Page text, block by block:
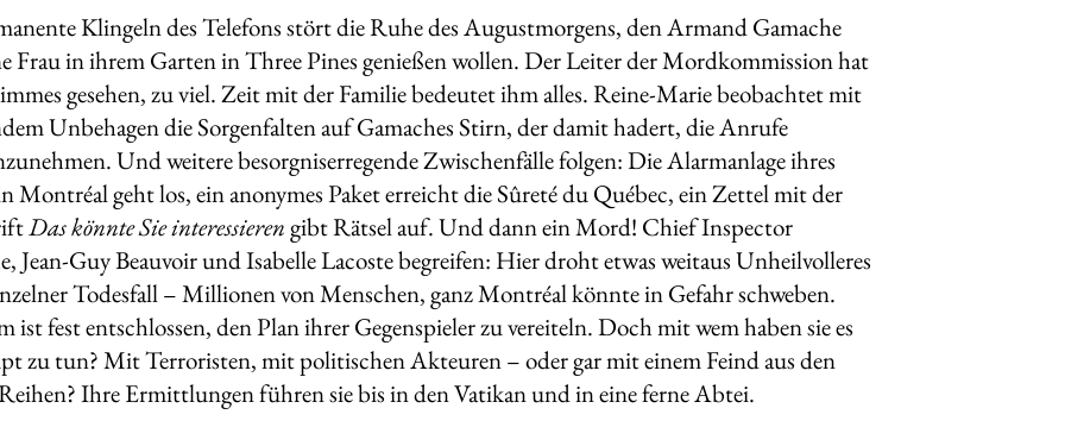
Klingeln des Telefons stört die Ruhe des Augustmorgens, den Armand Gamache
Frau in ihrem Garten in Three Pines genießen wollen. Der Leiter der Mordkommission hat
gesehen, zu viel. Zeit mit der Familie bedeutet ihm alles. Reine-Marie beobachtet mit
Unbehagen die Sorgenfalten auf Gamaches Stirn, der damit hadert, die Anrufe
Und weitere besorgniserregende Zwischenfälle folgen: Die Alarmanlage ihres
Montréal geht los, ein anonymes Paket erreicht die Sûreté du Québec, ein Zettel mit der
Das könnte Sie interessierengibt Rätsel auf. Und dann ein Mord! Chief Inspector
Jean-Guy Beauvoir und Isabelle Lacoste begreifen: Hier droht etwas weitaus Unheilvolleres
Todesfall – Millionen von Menschen, ganz Montréal könnte in Gefahr schweben.
ist fest entschlossen, den Plan ihrer Gegenspieler zu vereiteln. Doch mit wem haben sie es
zu tun? Mit Terroristen, mit politischen Akteuren – oder gar mit einem Feind aus den
Ihre Ermittlungen führen sie bis in den Vatikan und in eine ferne Abtei.